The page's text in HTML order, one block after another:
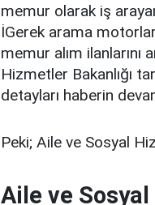
memur olarak iş
İGerek arama
memur alım
Hizmetler Bakanlığı
detayları haberin
Peki; Aile ve Sosyal
Aile ve